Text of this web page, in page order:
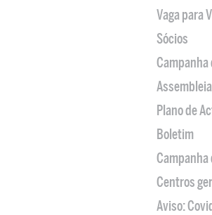
Vaga para
Sócios
Plano de
Boletim
Centros
Aviso: